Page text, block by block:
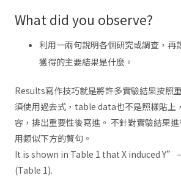
What did you observe?
利用一兩句說明各個研究或調查，再
獲得的主要結果是什麼。
Results寫作技巧就是將許多實驗結果按照
須使用過去式，table data也不是照樣貼上
容，排出重要性後寫進。 不針對實驗結果
用類似下方的贅句。
It is shown in Table 1 that X induced Y”
(Table 1).